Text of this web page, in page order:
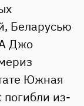
Беларусью
Джо
Южная
из-